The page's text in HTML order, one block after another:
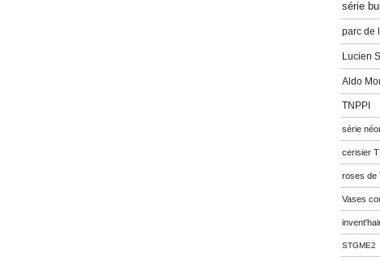
série
parc de
Lucien
Aldo
TNPPI
série
cerisier
roses de
Vases
STGME2